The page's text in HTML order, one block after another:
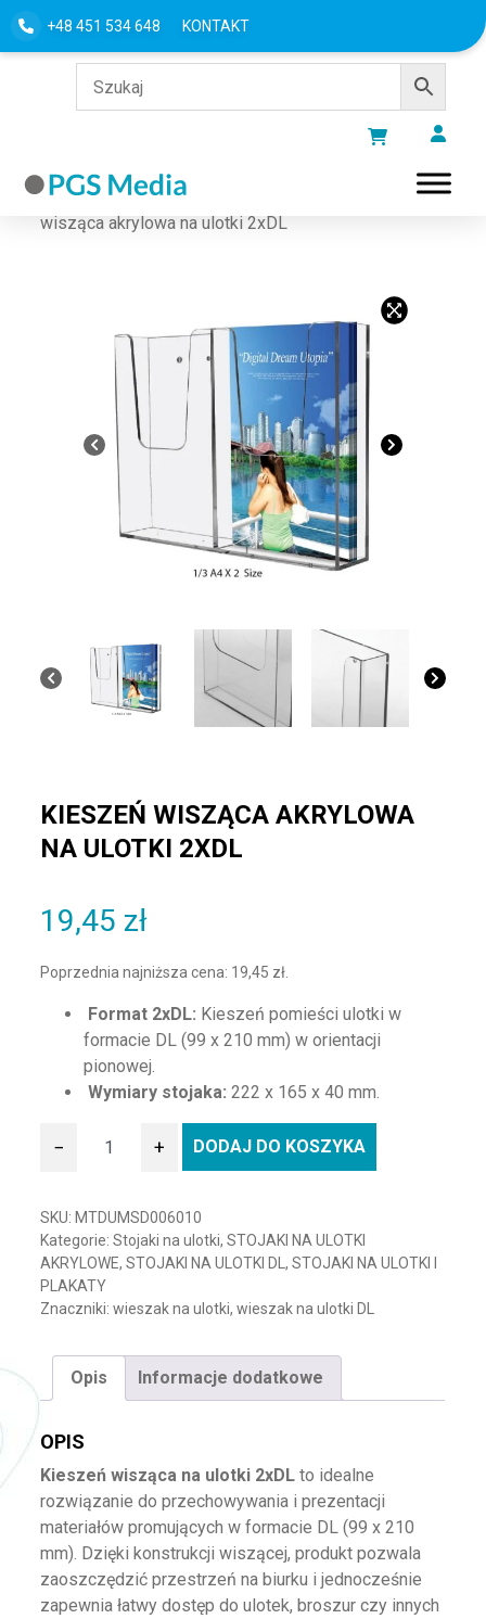
+48 451 534 648 KONTAKT
Strona główna/Stojaki
/ Kieszeń
wisząca akrylowa na ulotki 2xDL
KIESZEŃ WISZĄCA AKRYLOWA
NA ULOTKI 2XDL
19,45 zł
Poprzednia najniższa cena: 19,45 zł
Format 2xDL: Kieszeń pomieści ulotki w
formacie DL (99 x 210 mm) w orientacji
pionowej.
Wymiary stojaka: 222 x 165 x 40 mm.
ilość Kieszeń wisząca akrylowa na ulotki 2xDL
− + DODAJ DO KOSZYKA
SKU: MTDUMSD006010
Kategorie:Stojaki na ulotki,STOJAKI NA ULOTKI
AKRYLOWE,STOJAKI NA ULOTKI DL,STOJAKI NA ULOTKI I
PLAKATY
Znaczniki:wieszak na ulotki,wieszak na ulotki DL
Opis Informacje dodatkowe
OPIS
Kieszeń wisząca na ulotki 2xDL to idealne
rozwiązanie do przechowywania i prezentacji
materiałów promujących w formacie DL (99 x 210
mm). Dzięki konstrukcji wiszącej, produkt pozwala
zaoszczędzić przestrzeń na biurku i jednocześnie
zapewnia łatwy dostęp do ulotek, broszur czy innych